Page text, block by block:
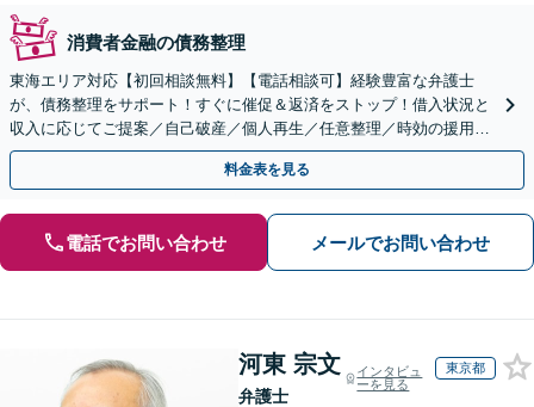
消費者金融の債務整理
東海エリア対応【初回相談無料】【電話相談可】経験豊富な弁護士
が、債務整理をサポート！すぐに催促＆返済をストップ！借入状況と
収入に応じてご提案／自己破産／個人再生／任意整理／時効の援用に
関するご相談も可能【完全個室】【メール予約可】
料金表を見る
電話でお問い合わせ メールでお問い合わせ
河東 宗文
弁護士
インタビュ
ーを見る
東京都